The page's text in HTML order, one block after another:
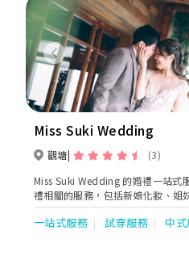
Previous
Miss Suki Wedding
觀塘
(3)
Miss Suki Wedding 的婚禮一站式
禮相關的服務，包括新娘化妝、姐
影等。無論您需要哪些服務，我們
讓您在婚禮當天享受到最完美的體驗。 除了提供全面的
一站式服務 試穿服務 中